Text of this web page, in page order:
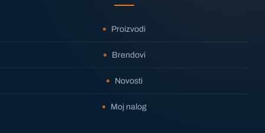
Proizvodi
Brendovi
Novosti
Moj nalog